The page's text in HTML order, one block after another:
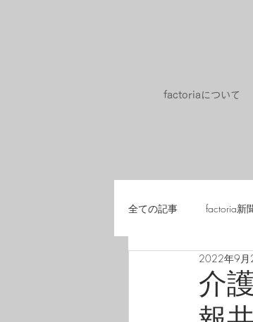
factoriaについて
全ての記事 factoria新
メンバー同士の学び
介
2022年9月